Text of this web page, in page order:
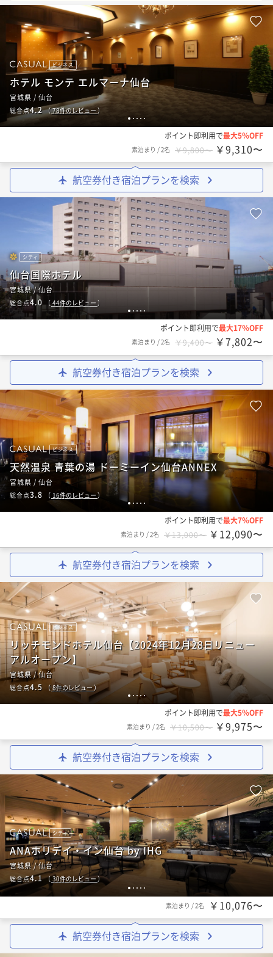
1 2 3 4 5
ビジネス
ホテル モンテ エルマーナ仙台
宮城県 / 仙台
総合点4.2（78件のレビュー ）
ポイント即利用で最大5％OFF
素泊まり /2名 ￥9,800〜 ￥9,310〜
航空券付き宿泊プランを検索
12345
シティ
仙台国際ホテル
宮城県 / 仙台
総合点4.0（44件のレビュー）
ポイント即利用で最大17％OFF
素泊まり /2名 ￥9,400〜 ￥7,802〜
航空券付き宿泊プランを検索
1 2 3 4 5
ビジネス
天然温泉 青葉の湯 ドーミーイン仙台ANNEX
宮城県 / 仙台
総合点3.8 （ 16件のレビュー）
ポイント即利用で最大7％OFF
素泊まり /2名 ￥13,000〜 ￥12,090〜
航空券付き宿泊プランを検索
1 2 345
ビジネス
リッチモンドホテル仙台【2024年12月28日リニュー
アルオープン】
宮城県 / 仙台
総合点4.5 （8件のレビュー）
ポイント即利用で最大5％OFF
素泊まり /2名 ￥10,500〜 ￥9,975〜
航空券付き宿泊プランを検索
1 2 3 4 5
シティ
ANAホリデイ・イン仙台 by IHG
宮城県 / 仙台
総合点4.1（30件のレビュー）
素泊まり /2名 ￥10,076〜
航空券付き宿泊プランを検索